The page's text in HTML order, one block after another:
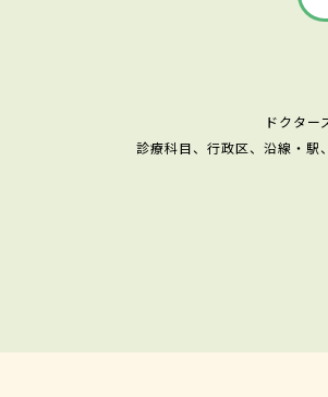
ドクタ
診療科目、行政区、沿線・駅